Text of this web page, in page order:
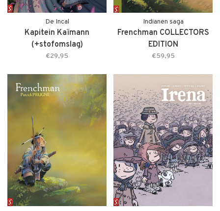
De Incal
Kapitein Kaïmann
(+stofomslag)
€29,95
Indianen saga
Frenchman COLLECTORS
EDITION
€59,95